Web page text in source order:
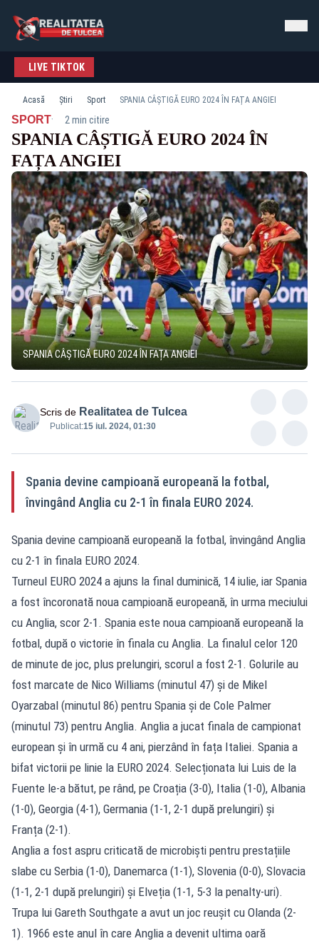
LIVE TIKTOK
Acasă Știri Sport SPANIA CÂȘTIGĂ EURO 2024 ÎN FAȚA ANGIEI
SPORT· 2 min citire
SPANIA CÂȘTIGĂ EURO 2024 ÎN
FAȚA ANGIEI
SPANIA CÂȘTIGĂ EURO 2024 ÎN FAȚA ANGIEI
Scris de Realitatea de Tulcea
Publicat:15 iul. 2024, 01:30
Spania devine campioană europeană la fotbal,
învingând Anglia cu 2-1 în finala EURO 2024.
Spania devine campioană europeană la fotbal, învingând Anglia
cu 2-1 în finala EURO 2024.
Turneul EURO 2024 a ajuns la final duminică, 14 iulie, iar Spania
a fost încoronată noua campioană europeană, în urma meciului
cu Anglia, scor 2-1. Spania este noua campioană europeană la
fotbal, după o victorie în finala cu Anglia. La finalul celor 120
de minute de joc, plus prelungiri, scorul a fost 2-1. Golurile au
fost marcate de Nico Williams (minutul 47) și de Mikel
Oyarzabal (minutul 86) pentru Spania și de Cole Palmer
(minutul 73) pentru Anglia. Anglia a jucat finala de campionat
european și în urmă cu 4 ani, pierzând în fața Italiei. Spania a
bifat victorii pe linie la EURO 2024. Selecționata lui Luis de la
Fuente le-a bătut, pe rând, pe Croația (3-0), Italia (1-0), Albania
(1-0), Georgia (4-1), Germania (1-1, 2-1 după prelungiri) și
Franța (2-1).
Anglia a fost aspru criticată de microbiști pentru prestațiile
slabe cu Serbia (1-0), Danemarca (1-1), Slovenia (0-0), Slovacia
(1-1, 2-1 după prelungiri) și Elveția (1-1, 5-3 la penalty-uri).
Trupa lui Gareth Southgate a avut un joc reușit cu Olanda (2-
1). 1966 este anul în care Anglia a devenit ultima oară